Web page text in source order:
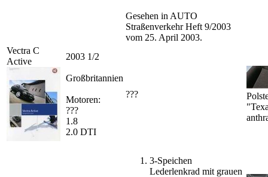
Gesehen in AUTO
Straßenverkehr Heft 9/2003
vom 25. April 2003.
Vectra C
Active
2003 1/2
Großbritannien
Motoren:
???
1.8
2.0 DTI
???
3-Speichen
Lederlenkrad mit grauen